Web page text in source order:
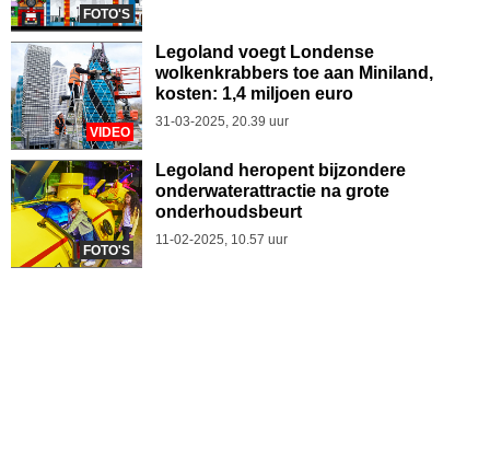
FOTO'S
VIDEO
Legoland voegt Londense
wolkenkrabbers toe aan Miniland,
kosten: 1,4 miljoen euro
31-03-2025, 20.39 uur
FOTO'S
Legoland heropent bijzondere
onderwaterattractie na grote
onderhoudsbeurt
11-02-2025, 10.57 uur